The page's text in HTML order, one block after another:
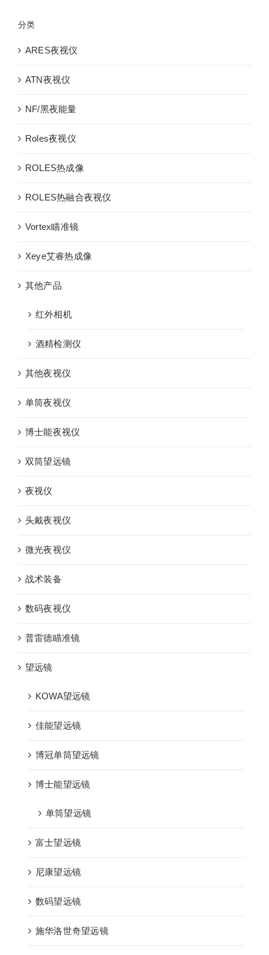
分类
ARES夜视仪
ATN夜视仪
NF/黑夜能量
Roles夜视仪
ROLES热成像
ROLES热融合夜视仪
Vortex瞄准镜
Xeye艾睿热成像
其他产品
红外相机
酒精检测仪
其他夜视仪
单筒夜视仪
博士能夜视仪
双筒望远镜
夜视仪
头戴夜视仪
微光夜视仪
战术装备
数码夜视仪
普雷德瞄准镜
望远镜
KOWA望远镜
佳能望远镜
博冠单筒望远镜
博士能望远镜
单筒望远镜
富士望远镜
尼康望远镜
数码望远镜
施华洛世奇望远镜